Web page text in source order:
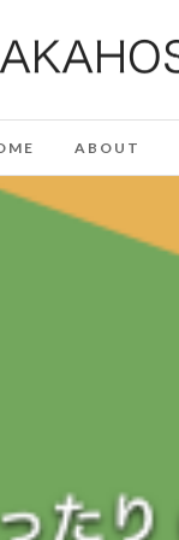
ABOUT